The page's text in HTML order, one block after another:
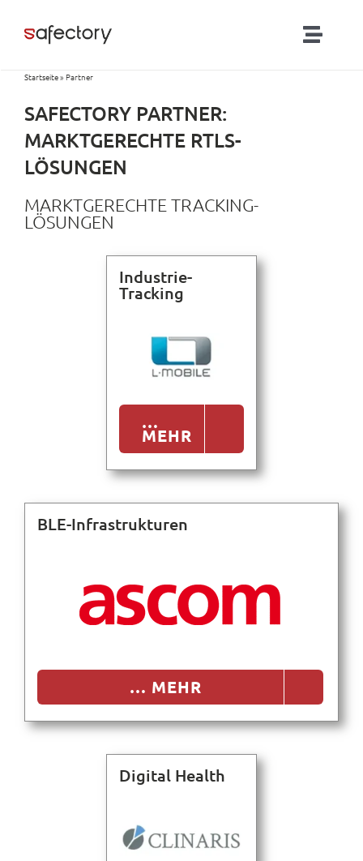
Inhalt
Partner
Kontakt
Startseite» Partner
SAFECTORY PARTNER:
MARKTGERECHTE RTLS-
LÖSUNGEN
MARKTGERECHTE TRACKING-
LÖSUNGEN
Industrie-
Tracking
…
MEHR
BLE-Infrastrukturen
… MEHR
Digital Health